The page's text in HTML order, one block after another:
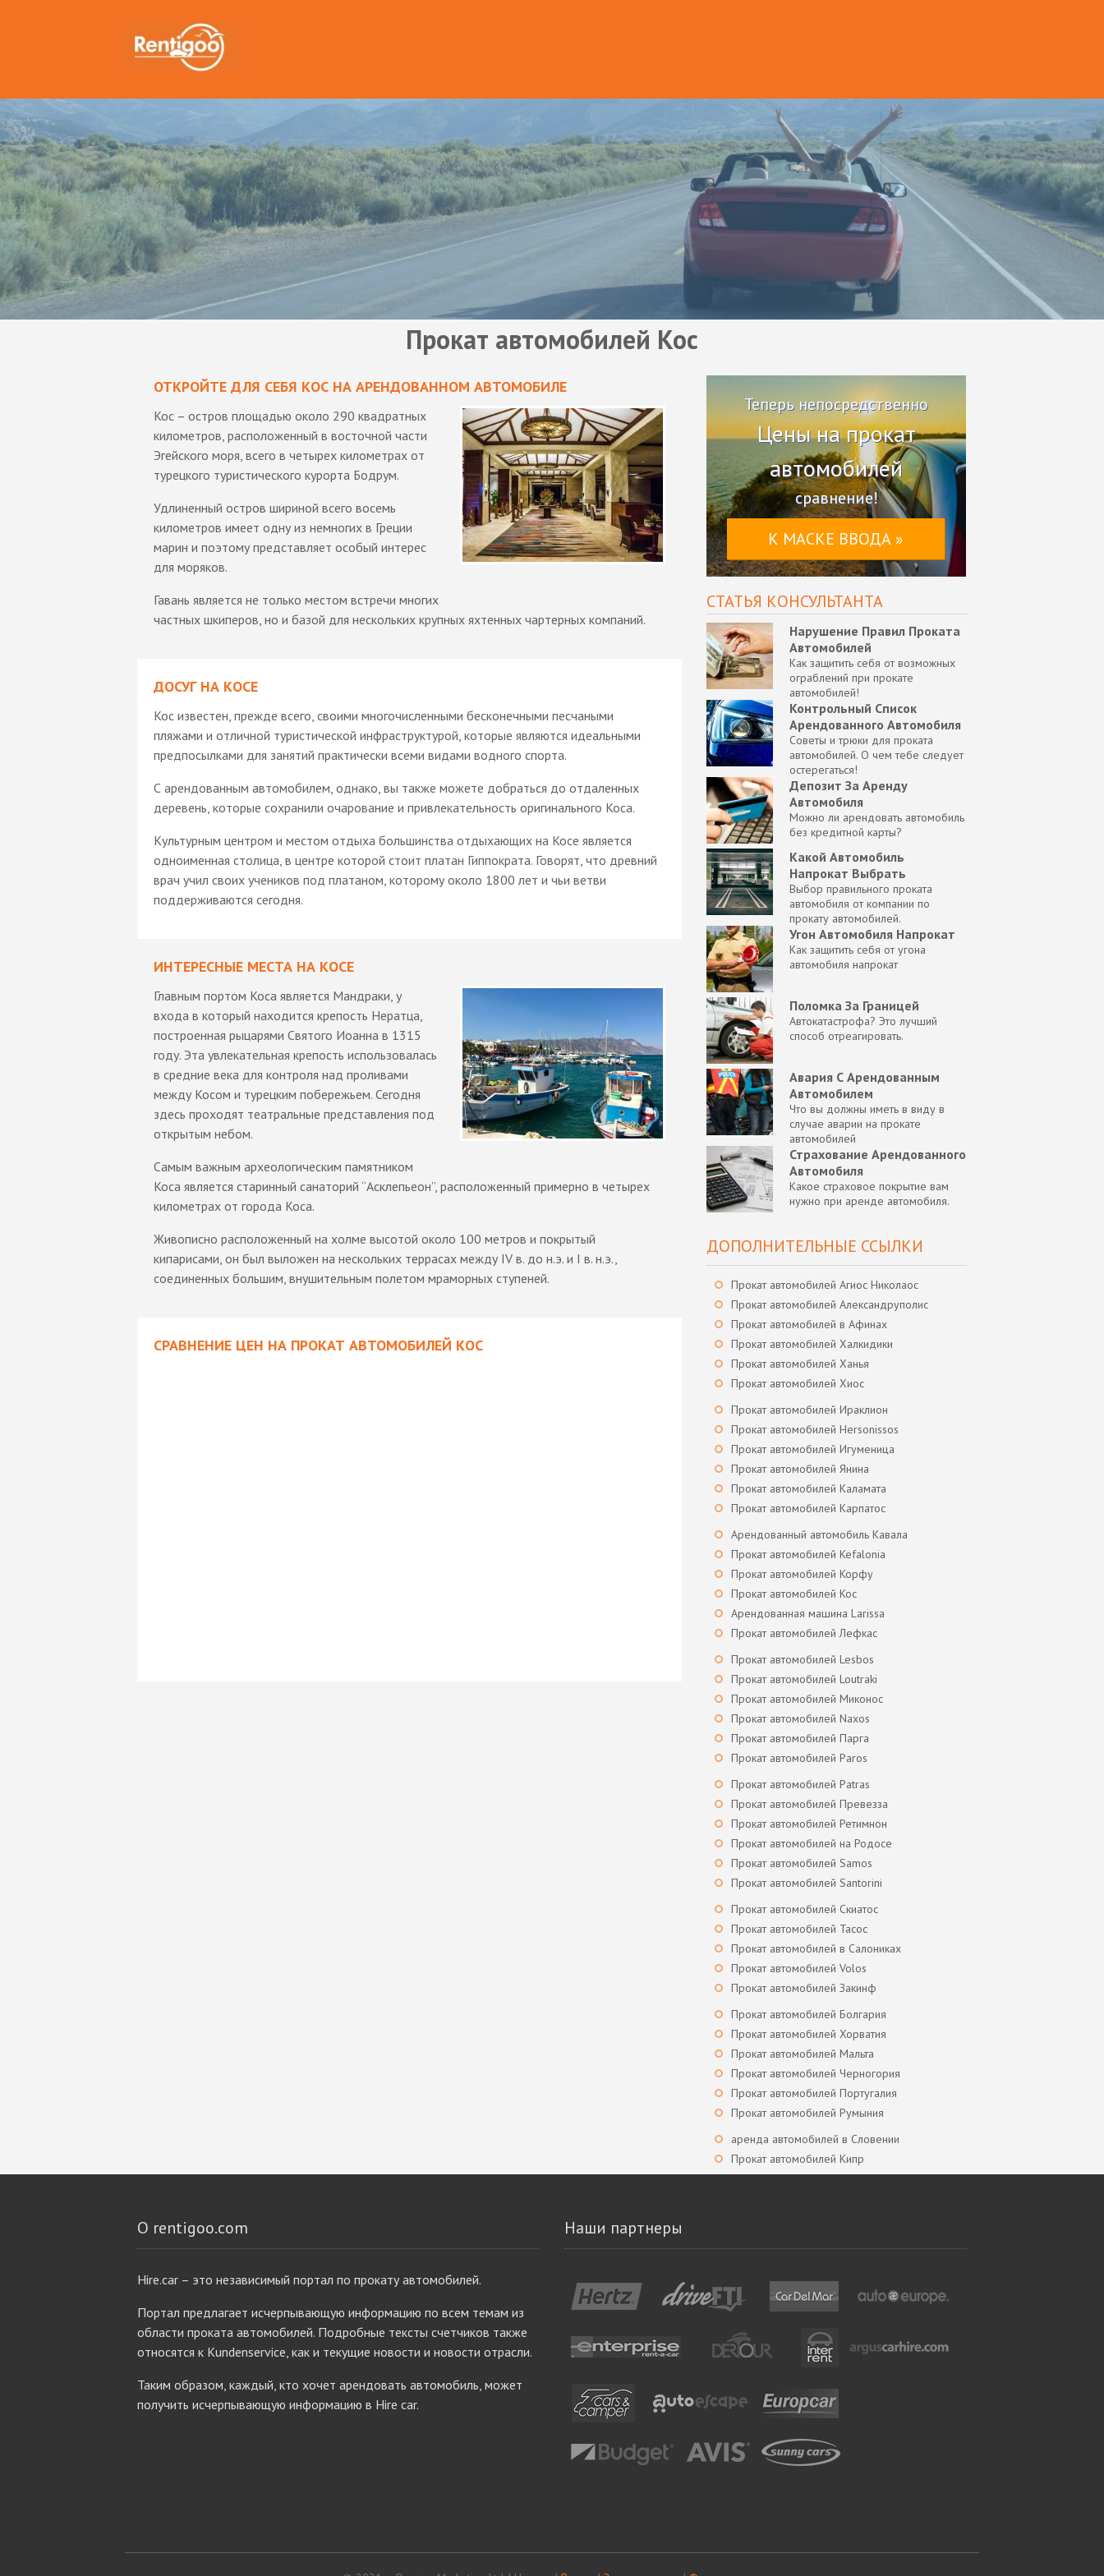
Прокат автомобилей Кос
ОТКРОЙТЕ ДЛЯ СЕБЯ КОС НА АРЕНДОВАННОМ АВТОМОБИЛЕ
Кос – остров площадью около 290 квадратных
километров, расположенный в восточной части
Эгейского моря, всего в четырех километрах от
турецкого туристического курорта Бодрум.
Удлиненный остров шириной всего восемь
километров имеет одну из немногих в Греции
марин и поэтому представляет особый интерес
для моряков.
Гавань является не только местом встречи многих
частных шкиперов, но и базой для нескольких крупных яхтенных чартерных компаний.
ДОСУГ НА КОСЕ
Кос известен, прежде всего, своими многочисленными бесконечными песчаными
пляжами и отличной туристической инфраструктурой, которые являются идеальными
предпосылками для занятий практически всеми видами водного спорта.
С арендованным автомобилем, однако, вы также можете добраться до отдаленных
деревень, которые сохранили очарование и привлекательность оригинального Коса.
Культурным центром и местом отдыха большинства отдыхающих на Косе является
одноименная столица, в центре которой стоит платан Гиппократа. Говорят, что древний
врач учил своих учеников под платаном, которому около 1800 лет и чьи ветви
поддерживаются сегодня.
ИНТЕРЕСНЫЕ МЕСТА НА КОСЕ
Главным портом Коса является Мандраки, у
входа в который находится крепость Нератца,
построенная рыцарями Святого Иоанна в 1315
году. Эта увлекательная крепость использовалась
в средние века для контроля над проливами
между Косом и турецким побережьем. Сегодня
здесь проходят театральные представления под
открытым небом.
Самым важным археологическим памятником
Коса является старинный санаторий “Асклепьеон”, расположенный примерно в четырех
километрах от города Коса.
Живописно расположенный на холме высотой около 100 метров и покрытый
кипарисами, он был выложен на нескольких террасах между IV в. до н.э. и I в. н.э.,
соединенных большим, внушительным полетом мраморных ступеней.
СРАВНЕНИЕ ЦЕН НА ПРОКАТ АВТОМОБИЛЕЙ КОС
Теперь непосредственно
Цены на прокат
автомобилей
сравнение!
К МАСКЕ ВВОДА »
СТАТЬЯ КОНСУЛЬТАНТА
Нарушение Правил Проката
Автомобилей
Как защитить себя от возможных
ограблений при прокате
автомобилей!
Контрольный Список
Арендованного Автомобиля
Советы и трюки для проката
автомобилей. О чем тебе следует
остерегаться!
Депозит За Аренду
Автомобиля
Можно ли арендовать автомобиль
без кредитной карты?
Какой Автомобиль
Напрокат Выбрать
Выбор правильного проката
автомобиля от компании по
прокату автомобилей.
Угон Автомобиля Напрокат
Как защитить себя от угона
автомобиля напрокат
Поломка За Границей
Автокатастрофа? Это лучший
способ отреагировать.
Авария С Арендованным
Автомобилем
Что вы должны иметь в виду в
случае аварии на прокате
автомобилей
Страхование Арендованного
Автомобиля
Какое страховое покрытие вам
нужно при аренде автомобиля.
ДОПОЛНИТЕЛЬНЫЕ ССЫЛКИ
Прокат автомобилей Агиос Николаос
Прокат автомобилей Александруполис
Прокат автомобилей в Афинах
Прокат автомобилей Халкидики
Прокат автомобилей Ханья
Прокат автомобилей Хиос
Прокат автомобилей Ираклион
Прокат автомобилей Hersonissos
Прокат автомобилей Игуменица
Прокат автомобилей Янина
Прокат автомобилей Каламата
Прокат автомобилей Карпатос
Арендованный автомобиль Кавала
Прокат автомобилей Kefalonia
Прокат автомобилей Корфу
Прокат автомобилей Кос
Арендованная машина Larissa
Прокат автомобилей Лефкас
Прокат автомобилей Lesbos
Прокат автомобилей Loutraki
Прокат автомобилей Миконос
Прокат автомобилей Naxos
Прокат автомобилей Парга
Прокат автомобилей Paros
Прокат автомобилей Patras
Прокат автомобилей Превезза
Прокат автомобилей Ретимнон
Прокат автомобилей на Родосе
Прокат автомобилей Samos
Прокат автомобилей Santorini
Прокат автомобилей Скиатос
Прокат автомобилей Тасос
Прокат автомобилей в Салониках
Прокат автомобилей Volos
Прокат автомобилей Закинф
Прокат автомобилей Болгария
Прокат автомобилей Хорватия
Прокат автомобилей Мальта
Прокат автомобилей Черногория
Прокат автомобилей Португалия
Прокат автомобилей Румыния
аренда автомобилей в Словении
Прокат автомобилей Кипр
О rentigoo.com
Hire.car – это независимый портал по прокату автомобилей.
Портал предлагает исчерпывающую информацию по всем темам из
области проката автомобилей. Подробные тексты счетчиков также
относятся к Kundenservice, как и текущие новости и новости отрасли.
Таким образом, каждый, кто хочет арендовать автомобиль, может
получить исчерпывающую информацию в Hire car.
Наши партнеры